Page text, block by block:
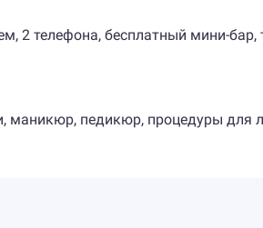
2 телефона, бесплатный мини-бар,
маникюр, педикюр, процедуры для